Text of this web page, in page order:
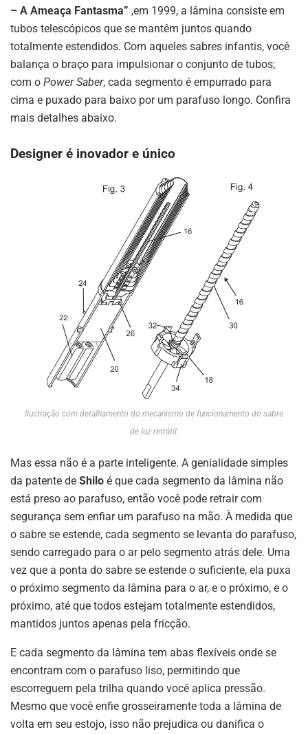
– A Ameaça Fantasma” ,em 1999, a lâmina consiste em
tubos telescópicos que se mantêm juntos quando
totalmente estendidos. Com aqueles sabres infantis, você
balança o braço para impulsionar o conjunto de tubos;
com o Power Saber, cada segmento é empurrado para
cima e puxado para baixo por um parafuso longo. Confira
mais detalhes abaixo.
Designer é inovador e único
Ilustração com detalhamento do mecanismo de funcionamento do sabre
de luz retrátil.
Mas essa não é a parte inteligente. A genialidade simples
da patente de Shilo é que cada segmento da lâmina não
está preso ao parafuso, então você pode retrair com
segurança sem enfiar um parafuso na mão. À medida que
o sabre se estende, cada segmento se levanta do parafuso,
sendo carregado para o ar pelo segmento atrás dele. Uma
vez que a ponta do sabre se estende o suficiente, ela puxa
o próximo segmento da lâmina para o ar, e o próximo, e o
próximo, até que todos estejam totalmente estendidos,
mantidos juntos apenas pela fricção.
E cada segmento da lâmina tem abas flexíveis onde se
encontram com o parafuso liso, permitindo que
escorreguem pela trilha quando você aplica pressão.
Mesmo que você enfie grosseiramente toda a lâmina de
volta em seu estojo, isso não prejudica ou danifica o